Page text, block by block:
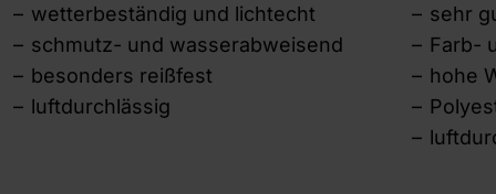
wetterbeständig und lichtecht
schmutz- und wasserabweisend
besonders reißfest
luftdurchlässig
sehr
Farb-
hohe